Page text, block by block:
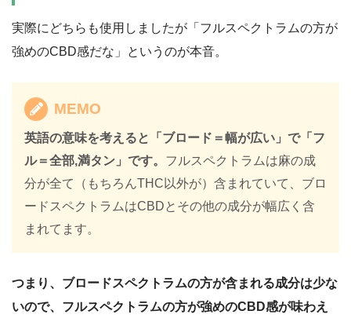
実際にどちらも使用しましたが「フルスペクトラムの方が
強めのCBD感だな」というのが本音。
MEMO
英語の意味を考えると「ブロード＝幅が広い」で「フ
ル＝全部,満タン」です。 フルスペクトラムは麻の成
分が全て（もちろんTHC以外が）含まれていて、ブロ
ードスペクトラムはCBDとその他の成分が幅広く含
まれてます。
つまり、ブロードスペクトラムの方が含まれる成分は少な
いので、フルスペクトラムの方が強めのCBD感が味わえ